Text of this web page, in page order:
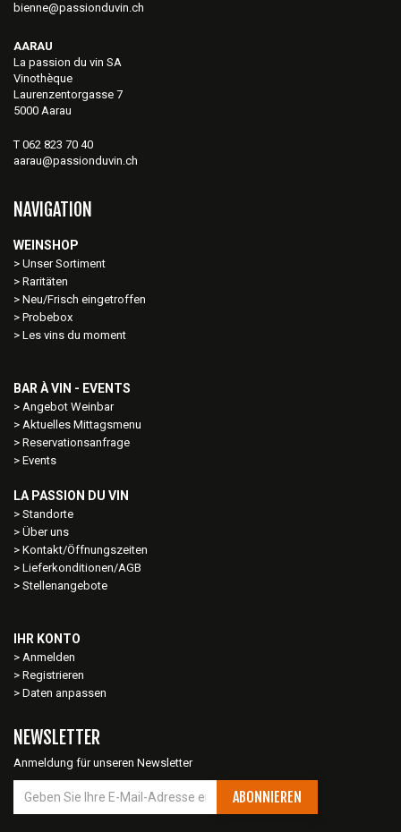
bienne@passionduvin.ch
AARAU
La passion du vin SA
Vinothèque
Laurenzentorgasse 7
5000 Aarau
T 062 823 70 40
aarau@passionduvin.ch
NAVIGATION
WEINSHOP
Unser Sortiment
Raritäten
Neu/Frisch eingetroffen
Probebox
Les vins du moment
BAR À VIN - EVENTS
Angebot Weinbar
Aktuelles Mittagsmenu
Reservationsanfrage
Events
LA PASSION DU VIN
Standorte
Über uns
Kontakt/Öffnungszeiten
Lieferkonditionen/AGB
Stellenangebote
IHR KONTO
Anmelden
Registrieren
Daten anpassen
NEWSLETTER
Anmeldung für unseren Newsletter
ABONNIEREN